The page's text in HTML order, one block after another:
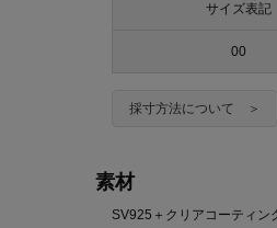
サイズ表記
00
採寸方法について ＞
素材
SV925＋クリアコーティン